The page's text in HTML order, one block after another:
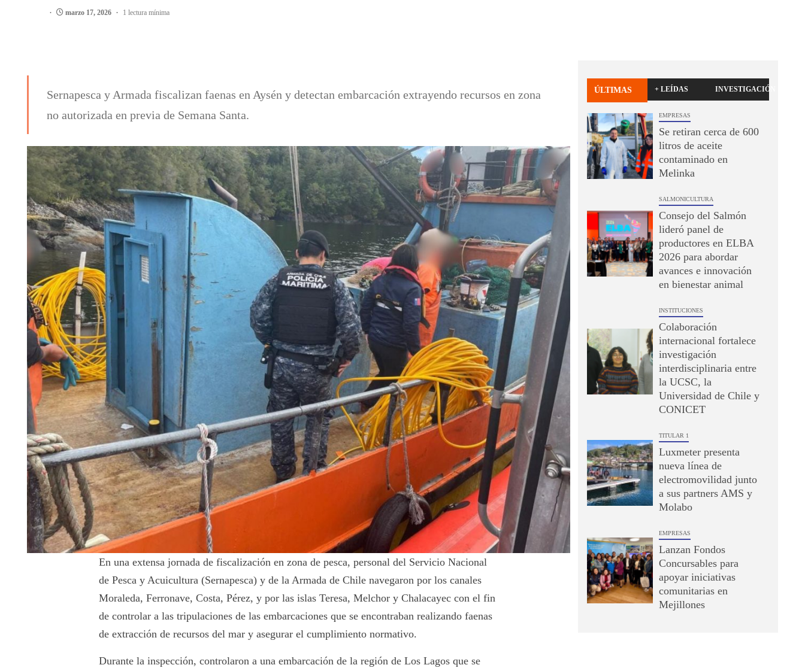
marzo 17, 2026 1 lectura mínima
Sernapesca y Armada fiscalizan faenas en Aysén y detectan embarcación extrayendo recursos en zona
no autorizada en previa de Semana Santa.
En una extensa jornada de fiscalización en zona de pesca, personal del Servicio Nacional
de Pesca y Acuicultura (Sernapesca) y de la Armada de Chile navegaron por los canales
Moraleda, Ferronave, Costa, Pérez, y por las islas Teresa, Melchor y Chalacayec con el fin
de controlar a las tripulaciones de las embarcaciones que se encontraban realizando faenas
de extracción de recursos del mar y asegurar el cumplimiento normativo.
Durante la inspección, controlaron a una embarcación de la región de Los Lagos que se
ÚLTIMAS + LEÍDAS INVESTIGACIÓN
EMPRESAS
Se retiran cerca de 600
litros de aceite
contaminado en
Melinka
SALMONICULTURA
Consejo del Salmón
lideró panel de
productores en ELBA
2026 para abordar
avances e innovación
en bienestar animal
INSTITUCIONES
Colaboración
internacional fortalece
investigación
interdisciplinaria entre
la UCSC, la
Universidad de Chile y
CONICET
TITULAR 1
Luxmeter presenta
nueva línea de
electromovilidad junto
a sus partners AMS y
Molabo
EMPRESAS
Lanzan Fondos
Concursables para
apoyar iniciativas
comunitarias en
Mejillones